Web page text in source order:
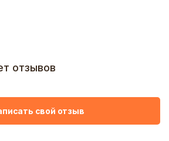
отзывов
свой отзыв